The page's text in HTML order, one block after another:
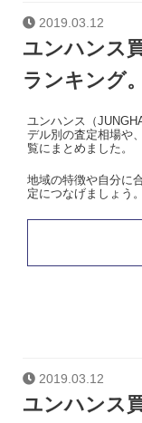
2019.03.12
ユンハンス
ランキング
ユンハンス（
デル別の査定相場や
覧にまとめました。
地域の特徴や自分に
定につなげましょう。
2019.03.12
ユンハンス